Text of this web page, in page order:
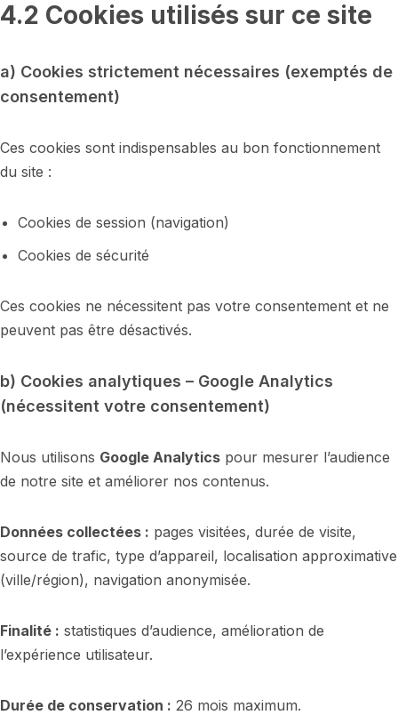
4.2 Cookies utilisés sur ce site
a) Cookies strictement nécessaires (exemptés de
consentement)
Ces cookies sont indispensables au bon fonctionnement
du site :
Cookies de session (navigation)
Cookies de sécurité
Ces cookies ne nécessitent pas votre consentement et ne
peuvent pas être désactivés.
b) Cookies analytiques – Google Analytics
(nécessitent votre consentement)
Nous utilisons Google Analytics pour mesurer l’audience
de notre site et améliorer nos contenus.
Données collectées : pages visitées, durée de visite,
source de trafic, type d’appareil, localisation approximative
(ville/région), navigation anonymisée.
Finalité : statistiques d’audience, amélioration de
l’expérience utilisateur.
Durée de conservation : 26 mois maximum.